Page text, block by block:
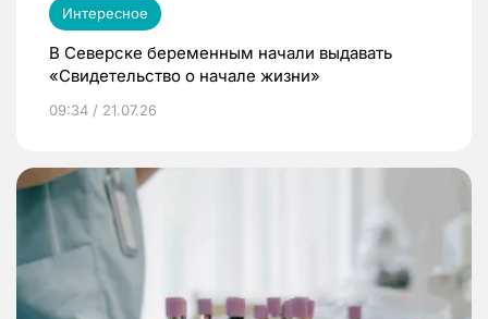
Интересное
В Северске беременным начали выдавать
«Свидетельство о начале жизни»
09:34 / 21.07.26